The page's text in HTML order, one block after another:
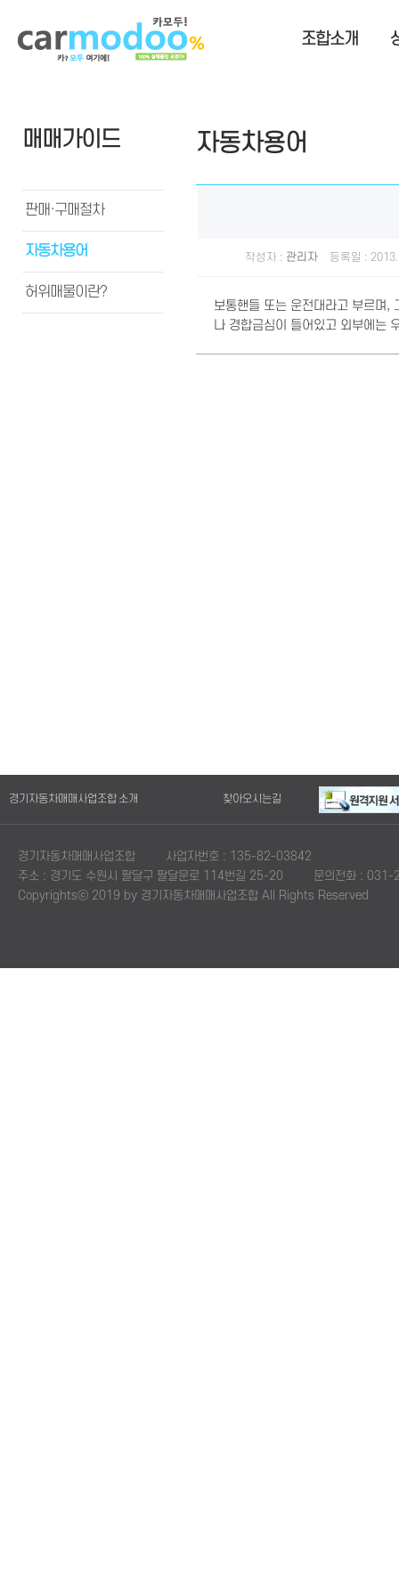
조합소개
매매가이드
판매·구매절차
자동차용어
허위매물이란?
자동차용어
작성자 : 관리자 등록일 :
보통핸들 또는 운전대라고 부르며,
나 경합금심이 들어있고 외부에는
경기자동차매매사업조합 소개 찾아오시는길
경기자동차매매사업조합
사업자번호 : 135-82-03842
주소 : 경기도 수원시 팔달구 팔달문로 114번길 25-20
문의전화 :
Copyrightsⓒ 2019 by 경기자동차매매사업조합 All Rights Reserved